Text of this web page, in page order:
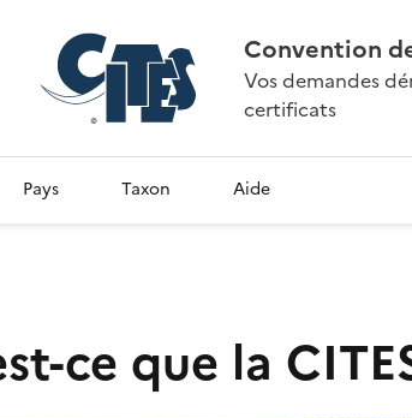
Convention
Vos demandes
certificats
Pays Taxon Aide
ce que la